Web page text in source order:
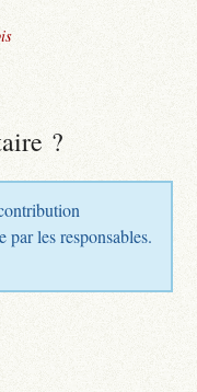
?
par les responsables.